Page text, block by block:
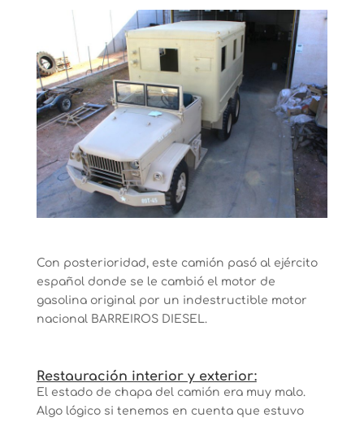
Con posterioridad, este camión pasó al ejército
español donde se le cambió el motor de
gasolina original por un indestructible motor
nacional BARREIROS DIESEL.
Restauración interior y exterior:
El estado de chapa del camión era muy malo.
Algo lógico si tenemos en cuenta que estuvo